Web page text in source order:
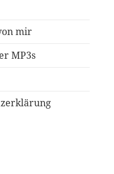
mir
MP3s